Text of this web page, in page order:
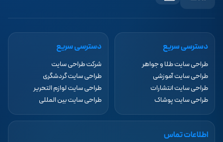
دسترسی سریع
طراحی سایت طلا و جواهر
طراحی سایت آموزشی
طراحی سایت انتشارات
طراحی سایت پوشاک
دسترسی سریع
شرکت طراحی سایت
طراحی سایت گردشگری
طراحی سایت لوازم التحریر
طراحی سایت بین المللی
اطلاعات تماس